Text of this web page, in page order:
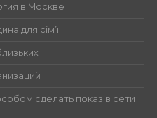
в Москве
для сім’ї
сделать показ в сети